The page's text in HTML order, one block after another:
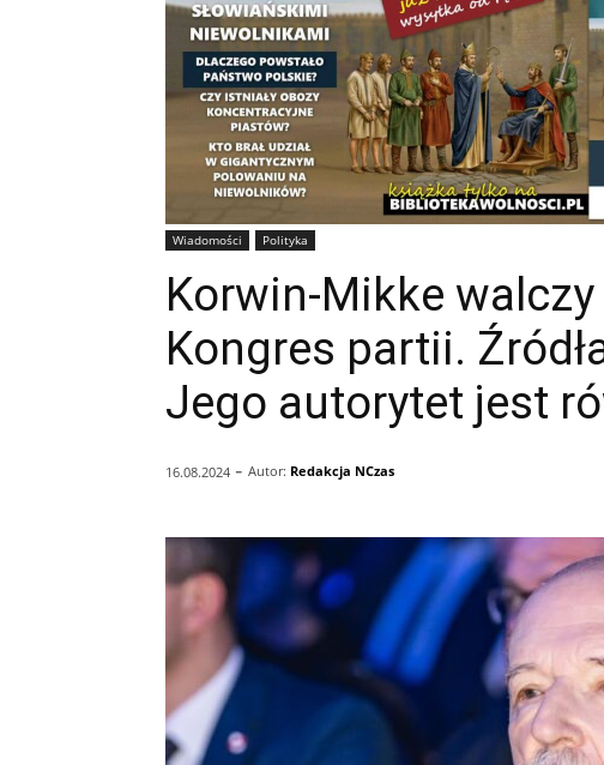
Wiadomości Polityka
Korwin-Mikke
Kongres partii.
Jego autorytet jest
16.08.2024 - Autor: Redakcja NCzas